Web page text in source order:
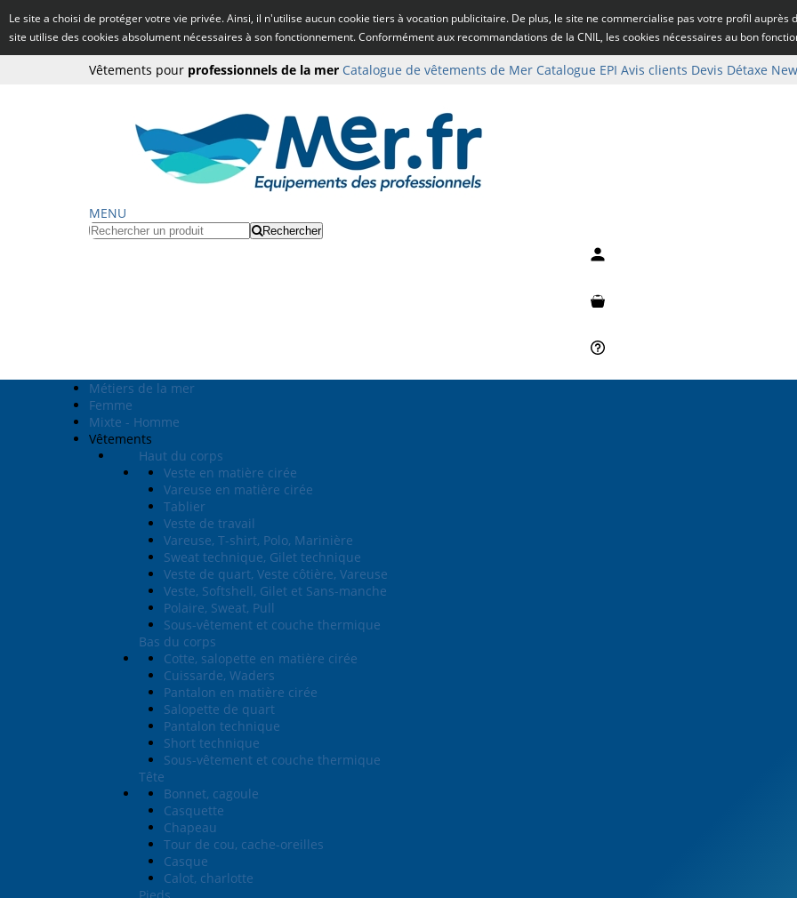
Le site a choisi de protéger votre vie privée. Ainsi, il n'utilise aucun cookie tiers à vocation publicitaire. De plus, le site ne commercialise pas votre profil
site utilise des cookies absolument nécessaires à son fonctionnement. Conformément aux recommandations de la CNIL, les cookies nécessaires au bon
Vêtements pour professionnels de la mer Catalogue de vêtements de Mer Catalogue EPI Avis clients Devis Détaxe
MENU
Rechercher
Métiers de la mer
Femme
Mixte - Homme
Vêtements
Haut du corps
Veste en matière cirée
Vareuse en matière cirée
Tablier
Veste de travail
Vareuse, T-shirt, Polo, Marinière
Sweat technique, Gilet technique
Veste de quart, Veste côtière, Vareuse
Veste, Softshell, Gilet et Sans-manche
Polaire, Sweat, Pull
Sous-vêtement et couche thermique
Bas du corps
Cotte, salopette en matière cirée
Cuissarde, Waders
Pantalon en matière cirée
Salopette de quart
Pantalon technique
Short technique
Sous-vêtement et couche thermique
Tête
Bonnet, cagoule
Casquette
Chapeau
Tour de cou, cache-oreilles
Casque
Calot, charlotte